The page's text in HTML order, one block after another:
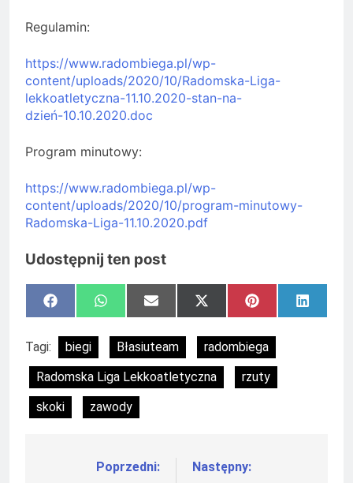
Regulamin:
https://www.radombiega.pl/wp-
content/uploads/2020/10/Radomska-Liga-
lekkoatletyczna-11.10.2020-stan-na-
dzień-10.10.2020.doc
Program minutowy:
https://www.radombiega.pl/wp-
content/uploads/2020/10/program-minutowy-
Radomska-Liga-11.10.2020.pdf
Udostępnij ten post
Share
on
FacebookShare
on
WhatsAppShare
on
Email
Share
on
X
(Twitter)
Share
on
PinterestShare
on
Tagi: biegi Błasiuteam
radombiega
Radomska Liga Lekkoatletyczna
rzuty
skoki
zawody
NawigacjaPoprzedni:
Następny: